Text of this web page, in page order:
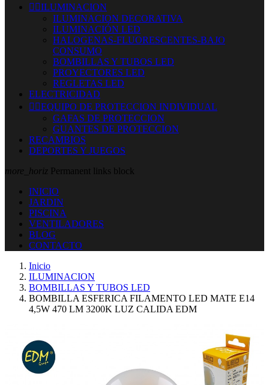
 ILUMINACION
ILUMINACION DECORATIVA
ILUMINACIÓN LED
HALOGENAS-FLUORESCENTES-BAJO
CONSUMO
BOMBILLAS Y TUBOS LED
PROYECTORES LED
REGLETAS LED
ELECTRICIDAD
 EQUIPO DE PROTECCION INDIVIDUAL
GAFAS DE PROTECCION
GUANTES DE PROTECCION
RECAMBIOS
DEPORTES Y JUEGOS
more_horiz Permanent links block
INICIO
JARDIN
PISCINA
VENTILADORES
BLOG
CONTACTO
Inicio
ILUMINACION
BOMBILLAS Y TUBOS LED
BOMBILLA ESFERICA FILAMENTO LED MATE E14
4,5W 470 LM 3200K LUZ CALIDA EDM